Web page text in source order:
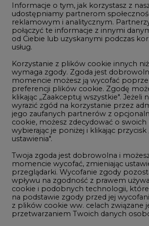
Gospodarka
Geopolityka
LTE450
Innowacje i AI
Telekomunikacja i IT
Handel emisjami CO2
Wodór
Górnictwo
Atom
Fotowoltaika
Offshore wind
Informacje o tym, jak korzystasz z
udostępniamy partnerom
reklamowym i analitycznym.
połączyć te informacje z innymi
od Ciebie lub uzyskanymi podczas
usług.
Korzystanie z plików cookie innych
wymaga zgody. Zgoda jest
momencie możesz ją wycofać
preferencji plików cookie. Zgodę
klikając „Zaakceptuj wszystkie". Jeżeli
wyrazić zgód na korzystanie przez
jego zaufanych partnerów z
cookie, możesz zdecydować o
wybierając je poniżej i klikając przycisk
ustawienia".
Twoja zgoda jest dobrowolna i
momencie wycofać, zmieniając
przeglądarki. Wycofanie zgody
wpływu na zgodność z prawem
cookie i podobnych technologii,
na podstawie zgody przed jej
z plików cookie ww. celach związane
przetwarzaniem Twoich danych